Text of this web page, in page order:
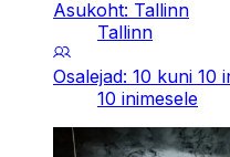
Asukoht: Tallinn
Tallinn
Osalejad: 10 kuni 10
10 inimesele